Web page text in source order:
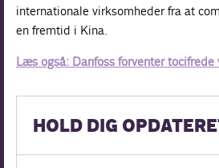
internationale virksomheder fra at
en fremtid i Kina.
Læs også: Danfoss forventer
HOLD DIG